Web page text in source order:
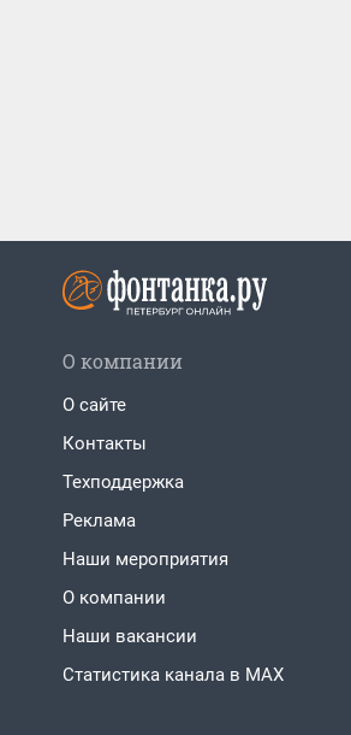
О компании
О сайте
Контакты
Техподдержка
Реклама
Наши мероприятия
О компании
Наши вакансии
Статистика канала в MAX